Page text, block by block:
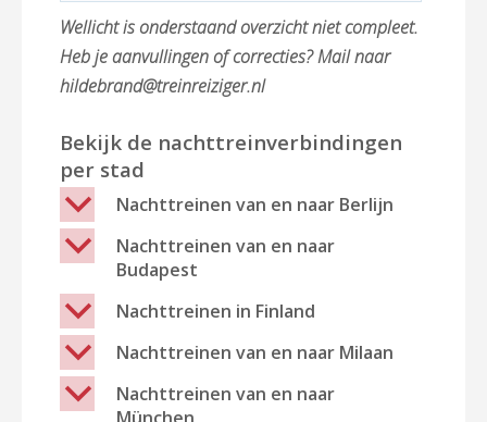
Wellicht is onderstaand overzicht niet compleet.
Heb je aanvullingen of correcties? Mail naar
hildebrand@treinreiziger.nl
Bekijk de nachttreinverbindingen
per stad
b Nachttreinen van en naar Berlijn
b
Nachttreinen van en naar
Budapest
b Nachttreinen in Finland
b Nachttreinen van en naar Milaan
b
Nachttreinen van en naar